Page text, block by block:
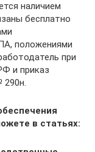
наличием
бесплатно
положениями
при
и приказ
290н.
в статьях: